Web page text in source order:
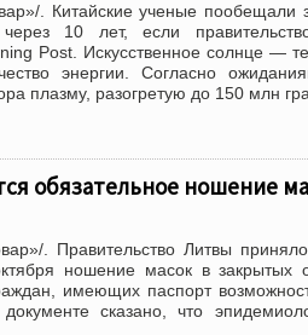
. Китайские ученые пообещали
10 лет, если
Post. Искусственное солнце —
энергии. Согласно
плазму, разогретую до 150 млн
обязательное ношение
. Правительство Литвы
ношение масок в закрытых
имеющих паспорт
сказано, что